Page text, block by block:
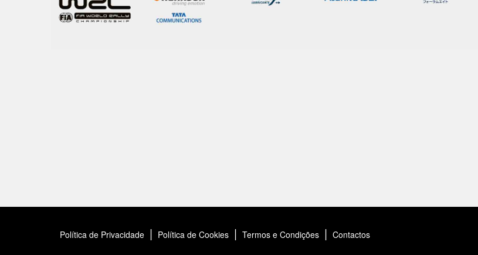
Política de Privacidade | Política de Cookies | Termos e Condições | Contactos